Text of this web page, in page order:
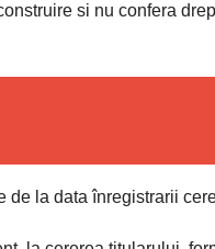
si nu confera
de la data înregistrarii